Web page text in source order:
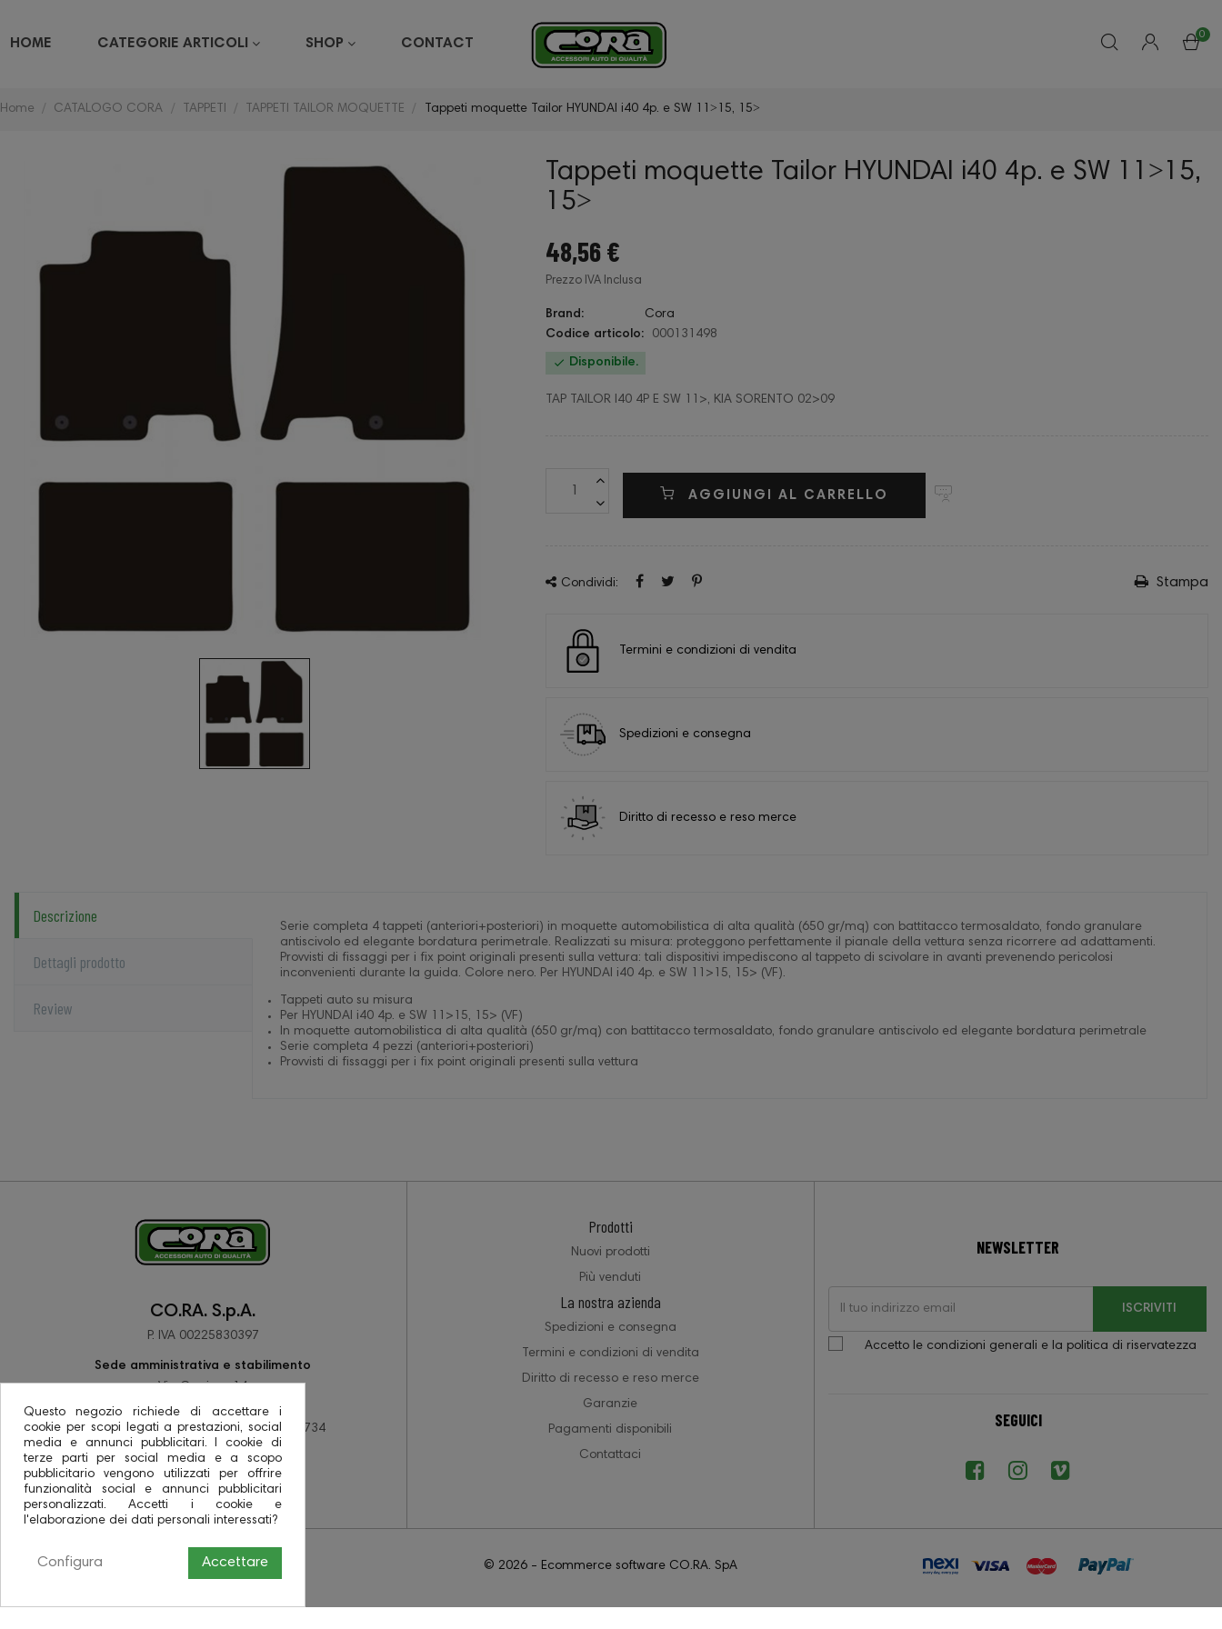
HOME CATEGORIE ARTICOLI SHOP CONTACT
0
Home CATALOGO CORA TAPPETI TAPPETI TAILOR MOQUETTE Tappeti moquette Tailor HYUNDAI i40 4p. e SW 11˃15, 15˃
Tappeti moquette Tailor HYUNDAI i40 4p. e SW 11˃15,
15˃
48,56 €
Prezzo IVA Inclusa
Brand:
Cora
Codice articolo:
000131498
 Disponibile.
TAP TAILOR I40 4P E SW 11>, KIA SORENTO 02>09
AGGIUNGI AL CARRELLO
Condividi: Stampa
Termini e condizioni di vendita
Spedizioni e consegna
Diritto di recesso e reso merce
Descrizione
Dettagli prodotto
Review
Serie completa 4 tappeti (anteriori+posteriori) in moquette automobilistica di alta qualità (650 gr/mq) con battitacco termosaldato, fondo granulare
antiscivolo ed elegante bordatura perimetrale. Realizzati su misura: proteggono perfettamente il pianale della vettura senza ricorrere ad adattamenti.
Provvisti di fissaggi per i fix point originali presenti sulla vettura: tali dispositivi impediscono al tappeto di scivolare in avanti prevenendo pericolosi
inconvenienti durante la guida. Colore nero. Per HYUNDAI i40 4p. e SW 11>15, 15> (VF).
Tappeti auto su misura
Per HYUNDAI i40 4p. e SW 11>15, 15> (VF)
In moquette automobilistica di alta qualità (650 gr/mq) con battitacco termosaldato, fondo granulare antiscivolo ed elegante bordatura perimetrale
Serie completa 4 pezzi (anteriori+posteriori)
Provvisti di fissaggi per i fix point originali presenti sulla vettura
CO.RA. S.p.A.
P. IVA 00225830397
Sede amministrativa e stabilimento
Via Corriera 14
48033 Barbiano di Cotignola (RA)
tel +39 0545 78137 - fax +39 0545 78734
PEC coraspa@pec.it
Prodotti
Nuovi prodotti
Più venduti
La nostra azienda
Spedizioni e consegna
Termini e condizioni di vendita
Diritto di recesso e reso merce
Garanzie
Pagamenti disponibili
Contattaci
NEWSLETTER
ISCRIVITI
Accetto le condizioni generali e la politica di riservatezza
SEGUICI
© 2026 - Ecommerce software CO.RA. SpA
Questo negozio richiede di accettare i
cookie per scopi legati a prestazioni, social
media e annunci pubblicitari. I cookie di
terze parti per social media e a scopo
pubblicitario vengono utilizzati per offrire
funzionalità social e annunci pubblicitari
personalizzati. Accetti i cookie e
l'elaborazione dei dati personali interessati?
Accettare
Configura